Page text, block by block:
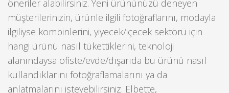
öneriler alabilirsiniz. Yeni ürününüzü deneyen
müşterilerinizin, ürünle ilgili fotoğraflarını, modayla
ilgiliyse kombinlerini, yiyecek/içecek sektörü için
hangi ürünü nasıl tükettiklerini, teknoloji
alanındaysa ofiste/evde/dışarıda bu ürünü nasıl
kullandıklarını fotoğraflamalarını ya da
anlatmalarını isteyebilirsiniz. Elbette,